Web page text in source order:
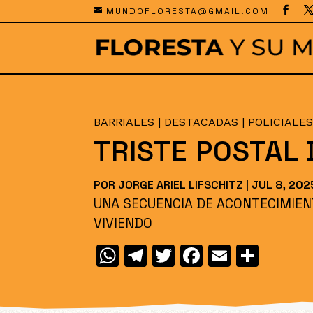
MUNDOFLORESTA@GMAIL.COM
BARRIALES | DESTACADAS | POLICIALES
TRISTE POSTAL
POR JORGE ARIEL LIFSCHITZ JUL 8,
UNA SECUENCIA DE
VIVIENDO
W
at
T
e
T
itt
F
c
E
ai m